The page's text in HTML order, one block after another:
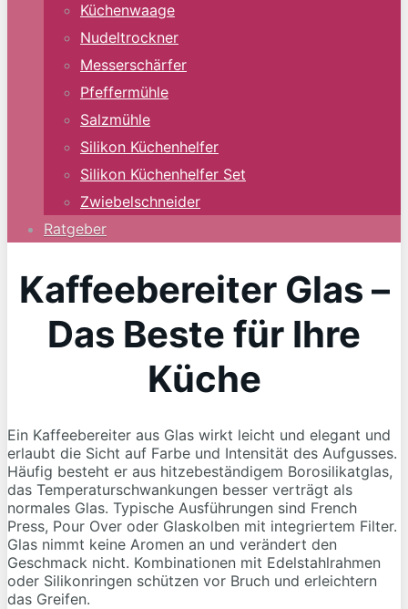
Küchenwaage
Nudeltrockner
Messerschärfer
Pfeffermühle
Salzmühle
Silikon Küchenhelfer
Silikon Küchenhelfer Set
Zwiebelschneider
Ratgeber
Kaffeebereiter Glas –
Das Beste für Ihre
Küche
Ein Kaffeebereiter aus Glas wirkt leicht und elegant und
erlaubt die Sicht auf Farbe und Intensität des Aufgusses.
Häufig besteht er aus hitzebeständigem Borosilikatglas,
das Temperaturschwankungen besser verträgt als
normales Glas. Typische Ausführungen sind French
Press, Pour Over oder Glaskolben mit integriertem Filter.
Glas nimmt keine Aromen an und verändert den
Geschmack nicht. Kombinationen mit Edelstahlrahmen
oder Silikonringen schützen vor Bruch und erleichtern
das Greifen.